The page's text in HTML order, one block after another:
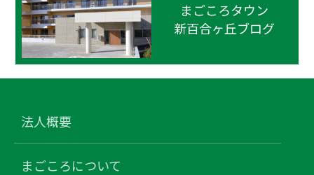
まごころタウン
新百合ヶ丘ブログ
法人概要
まごころについて